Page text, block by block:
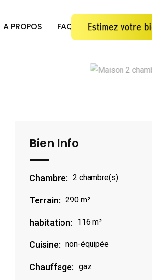
A PROPOS FAQ
Bien Info
Chambre: 2 chambre(s)
Terrain: 290 m²
habitation: 116 m²
Cuisine: non-équipée
Chauffage: gaz